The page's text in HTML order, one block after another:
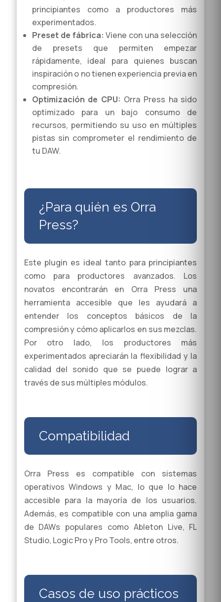
principiantes como a productores más
experimentados.
Preset de fábrica: Viene con una selección
de presets que permiten empezar
rápidamente, ideal para quienes buscan
inspiración o no tienen experiencia previa en
compresión.
Optimización de CPU: Orra Press ha sido
optimizado para un bajo consumo de
recursos, permitiendo su uso en múltiples
pistas sin comprometer el rendimiento de
tu DAW.
¿Para quién es Orra
Press?
Este plugin es ideal tanto para principiantes
como para productores avanzados. Los
novatos encontrarán en Orra Press una
herramienta accesible que les ayudará a
entender los conceptos básicos de la
compresión y cómo aplicarlos en sus mezclas.
Por otro lado, los productores más
experimentados apreciarán la flexibilidad y la
calidad del sonido que se puede lograr a
través de sus múltiples módulos.
Compatibilidad
Orra Press es compatible con sistemas
operativos Windows y Mac, lo que lo hace
accesible para la mayoría de los usuarios.
Además, es compatible con una amplia gama
de DAWs populares como Ableton Live, FL
Studio, Logic Pro y Pro Tools, entre otros.
Casos de uso prácticos